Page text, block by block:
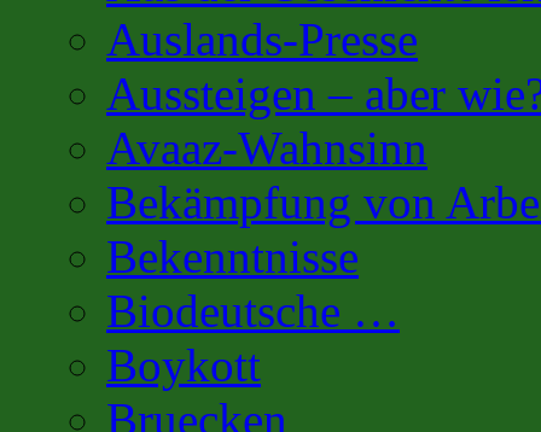
Auslands-Presse
Aussteigen – aber
Avaaz-Wahnsinn
Bekämpfung von
Bekenntnisse
Biodeutsche …
Boykott
Bruecken